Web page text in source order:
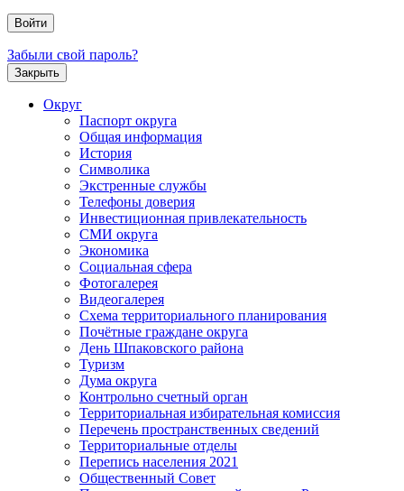
Забыли свой пароль?
Закрыть
Округ
Паспорт округа
Общая информация
История
Символика
Экстренные службы
Телефоны доверия
Инвестиционная привлекательность
СМИ округа
Экономика
Социальная сфера
Фотогалерея
Видеогалерея
Схема территориального планирования
Почётные граждане округа
День Шпаковского района
Туризм
Дума округа
Контрольно счетный орган
Территориальная избирательная комиссия
Перечень пространственных сведений
Территориальные отделы
Перепись населения 2021
Общественный Совет